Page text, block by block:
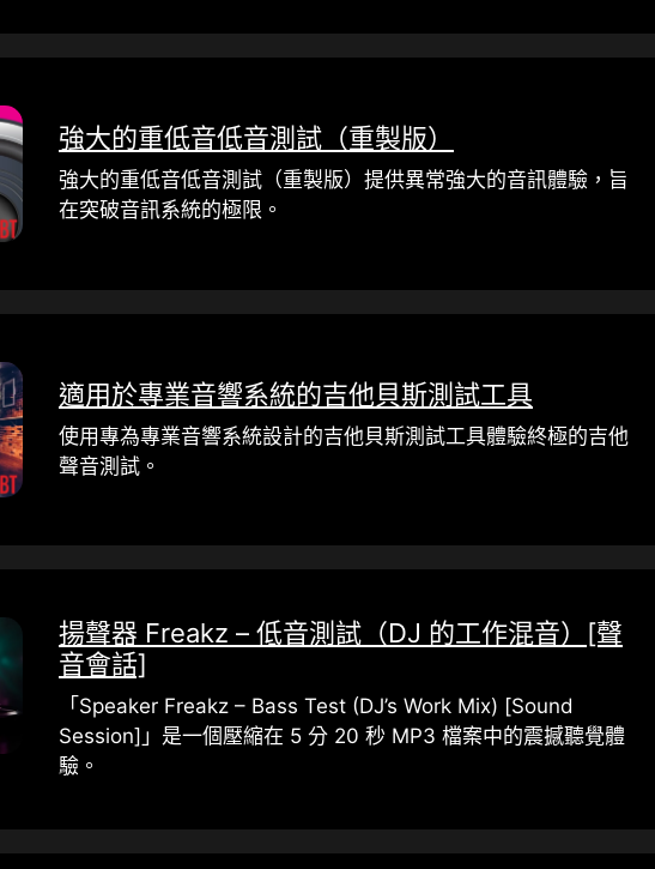
強大的重低音低音測試（重製版）
強大的重低音低音測試（重製版）提供異常強大的音訊體驗，旨
在突破音訊系統的極限。
適用於專業音響系統的吉他貝斯測試工具
使用專為專業音響系統設計的吉他貝斯測試工具體驗終極的吉他
聲音測試。
揚聲器 Freakz – 低音測試（DJ 的工作混音）[聲
音會話]
「Speaker Freakz – Bass Test (DJ’s Work Mix) [Sound
Session]」是一個壓縮在 5 分 20 秒 MP3 檔案中的震撼聽覺體
驗。